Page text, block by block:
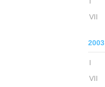
VII
2003
I
VII